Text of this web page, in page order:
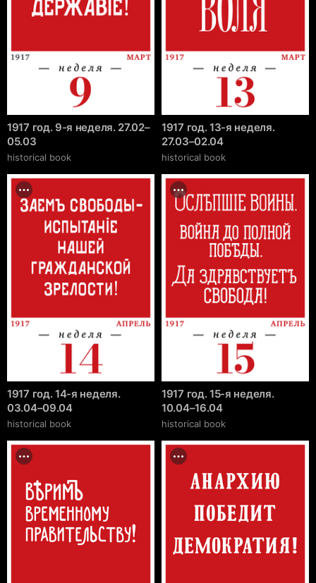
1917 год. 9-я неделя. 27.02–
05.03
historical book
1917 год. 13-я неделя.
27.03–02.04
historical book
1917 год. 14-я неделя.
03.04–09.04
historical book
1917 год. 15-я неделя.
10.04–16.04
historical book